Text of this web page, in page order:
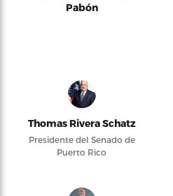
Pabón
Thomas Rivera Schatz
Presidente del Senado de
Puerto Rico